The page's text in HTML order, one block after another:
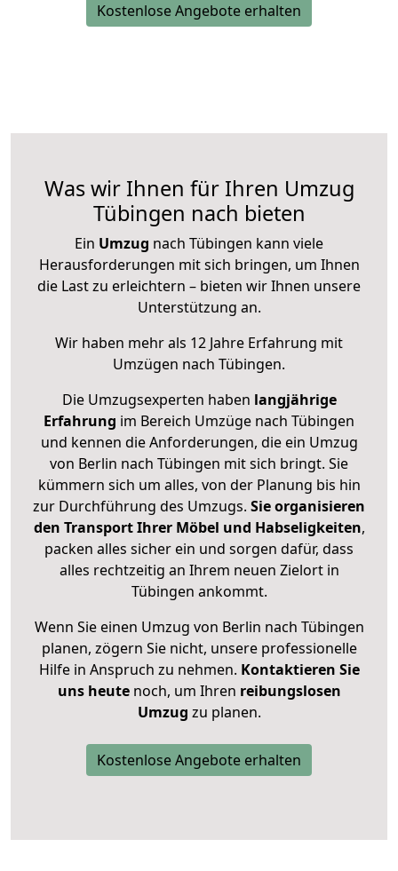
Kostenlose Angebote erhalten
Was wir Ihnen für Ihren Umzug
Tübingen nach bieten
Ein Umzug nach Tübingen kann viele
Herausforderungen mit sich bringen, um Ihnen
die Last zu erleichtern – bieten wir Ihnen unsere
Unterstützung an.
Wir haben mehr als 12 Jahre Erfahrung mit
Umzügen nach Tübingen.
Die Umzugsexperten haben langjährige
Erfahrung im Bereich Umzüge nach Tübingen
und kennen die Anforderungen, die ein Umzug
von Berlin nach Tübingen mit sich bringt. Sie
kümmern sich um alles, von der Planung bis hin
zur Durchführung des Umzugs. Sie organisieren
den Transport Ihrer Möbel und Habseligkeiten,
packen alles sicher ein und sorgen dafür, dass
alles rechtzeitig an Ihrem neuen Zielort in
Tübingen ankommt.
Wenn Sie einen Umzug von Berlin nach Tübingen
planen, zögern Sie nicht, unsere professionelle
Hilfe in Anspruch zu nehmen. Kontaktieren Sie
uns heutenoch, um Ihren reibungslosen
Umzug zu planen.
Kostenlose Angebote erhalten